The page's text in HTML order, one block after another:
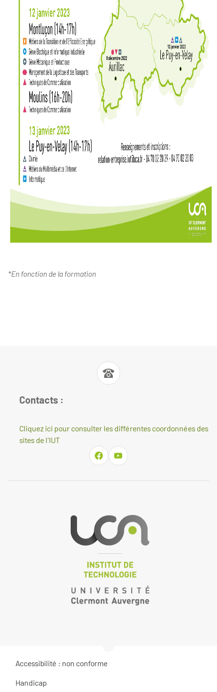
*En fonction de la formation
Contacts :
Cliquez ici pour consulter les différentes coordonnées des
sites de l'IUT
Accessibilité : non conforme
Handicap